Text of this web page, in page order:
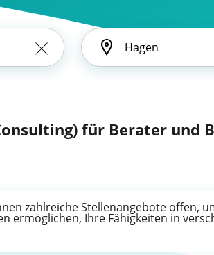
für Berater und
zahlreiche Stellenangebote offen,
ermöglichen, Ihre Fähigkeiten in